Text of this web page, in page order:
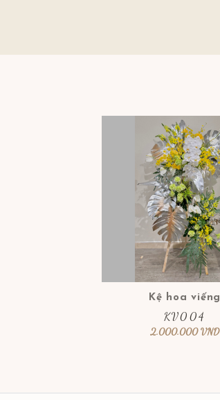
Kệ hoa viếng
KV004
2.000.000VND